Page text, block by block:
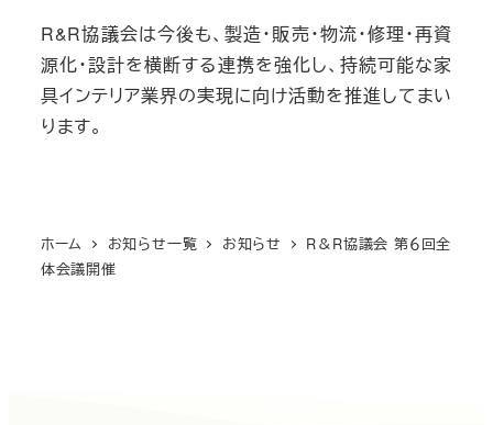
R&R協議会は今後も、製造・販売・物流・修理・再資
源化・設計を横断する連携を強化し、持続可能な家
具インテリア業界の実現に向け活動を推進してまい
ります。
ホーム お知らせ一覧 お知らせ
R＆R協議会 第６回全
体会議開催